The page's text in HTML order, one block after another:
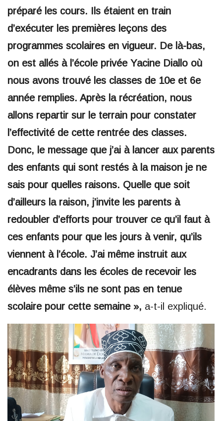
préparé les cours. Ils étaient en train
d’exécuter les premières leçons des
programmes scolaires en vigueur. De là-bas,
on est allés à l’école privée Yacine Diallo où
nous avons trouvé les classes de 10e et 6e
année remplies. Après la récréation, nous
allons repartir sur le terrain pour constater
l’effectivité de cette rentrée des classes.
Donc, le message que j’ai à lancer aux parents
des enfants qui sont restés à la maison je ne
sais pour quelles raisons. Quelle que soit
d’ailleurs la raison, j’invite les parents à
redoubler d’efforts pour trouver ce qu’il faut à
ces enfants pour que les jours à venir, qu’ils
viennent à l’école. J’ai même instruit aux
encadrants dans les écoles de recevoir les
élèves même s’ils ne sont pas en tenue
scolaire pour cette semaine », a-t-il expliqué.